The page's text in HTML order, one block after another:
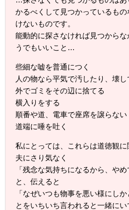
かるべくして見つかっているも
けないものです。
能動的に探さなければ見つから
うでもいいこと…
些細な嘘を普通につく
人の物なら平気で汚したり、壊
外でゴミをその辺に捨てる
横入りをする
順番や道、電車で座席を譲らない
道端に唾を吐く
私にとっては、これらは道徳観に
夫にさり気なく
「残念な気持ちになるから、やめ
と、伝えると
「なぜいつも物事を悪い様にし
とをいちいち言われると一緒に